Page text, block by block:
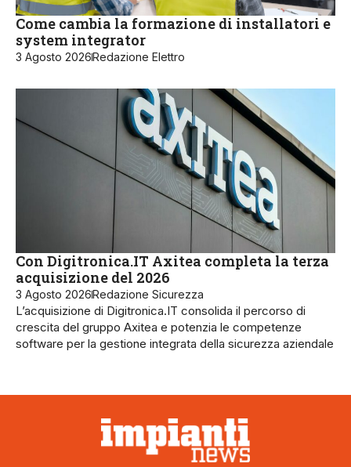
Come cambia la formazione di installatori e
system integrator
3 Agosto 2026Redazione Elettro
Con Digitronica.IT Axitea completa la terza
acquisizione del 2026
3 Agosto 2026Redazione Sicurezza
L’acquisizione di Digitronica.IT consolida il percorso di
crescita del gruppo Axitea e potenzia le competenze
software per la gestione integrata della sicurezza aziendale